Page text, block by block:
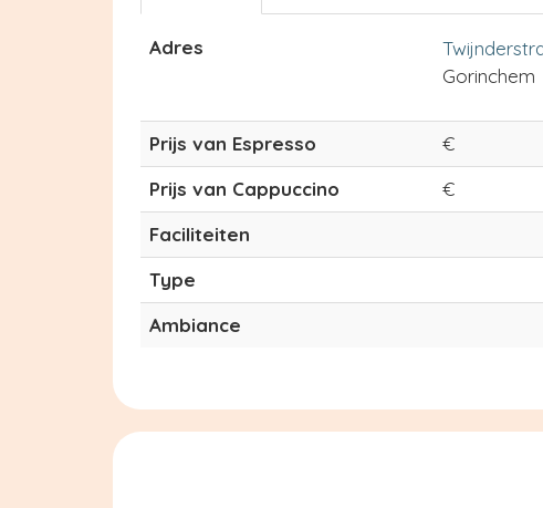
Adres
Gorinchem
Prijs van Espresso
€
Prijs van Cappuccino
€
Faciliteiten
Type
Ambiance